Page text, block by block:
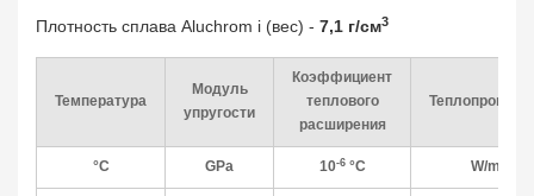
Плотность сплава Aluchrom i (вес) - 7,1 г/см3
Температура
Модуль
упругости
Коэффициент
теплового
расширения
°С GPa 10-6°C W/m °C